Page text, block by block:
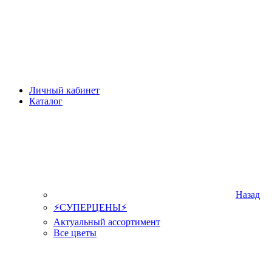
Личный кабинет
Каталог
Назад
⚡СУПЕРЦЕНЫ⚡
Актуальный ассортимент
Все цветы